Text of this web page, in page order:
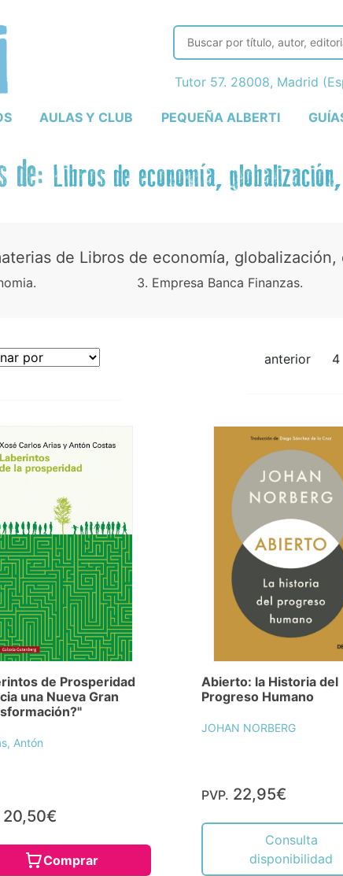
AULAS Y CLUB PEQUEÑA ALBERTI
Tutor 57. 28008, Madrid
de: Libros de economía,
de Libros de economía, globalización,
3. Empresa Banca Finanzas.
anterior 4
de Prosperidad
una Nueva Gran
Antón
20,50€
Comprar
Abierto: la Historia del
Progreso Humano
JOHAN NORBERG
PVP. 22,95€
Consulta
disponibilidad